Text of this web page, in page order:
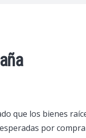
que los bienes
por